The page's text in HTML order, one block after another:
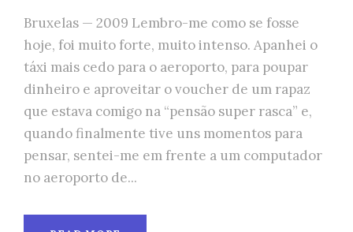
Bruxelas — 2009 Lembro-me como se fosse
hoje, foi muito forte, muito intenso. Apanhei o
táxi mais cedo para o aeroporto, para poupar
dinheiro e aproveitar o voucher de um rapaz
que estava comigo na “pensão super rasca” e,
quando finalmente tive uns momentos para
pensar, sentei-me em frente a um computador
no aeroporto de...